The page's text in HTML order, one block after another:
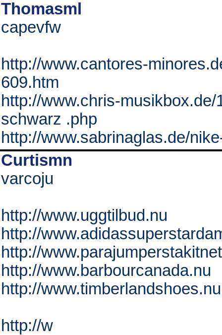
Thomasml
capevfw
http://www.cantores-
609.htm
http://www.chris-
schwarz .php
http://www.sabrinaglas.de/
Curtismn
varcoju
http://www.uggtilbud.nu
http://
http://
http://www.barbourcanada.nu
http://www.timberlandshoes.nu
http://w